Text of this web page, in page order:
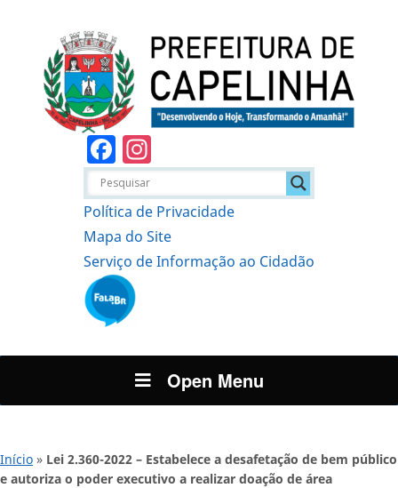
Facebook
Política de Privacidade
Mapa do Site
Serviço de Informação ao Cidadão
Open Menu
Início » Lei 2.360-2022 – Estabelece a desafetação de bem público
e autoriza o poder executivo a realizar doação de área